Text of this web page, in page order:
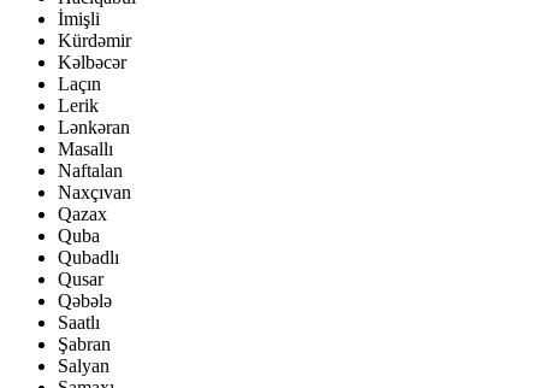
İmişli
Kürdəmir
Kəlbəcər
Laçın
Lerik
Lənkəran
Masallı
Naftalan
Naxçıvan
Qazax
Quba
Qubadlı
Qusar
Qəbələ
Saatlı
Şabran
Salyan